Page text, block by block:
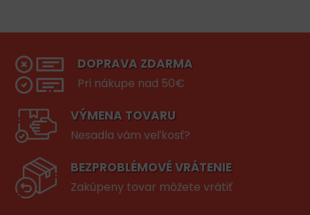
DOPRAVA ZDARMA
Pri nákupe nad 50€
VÝMENA TOVARU
Nesadla vám veľkosť?
BEZPROBLÉMOVÉ VRÁTENIE
Zakúpeny tovar môžete vrátiť